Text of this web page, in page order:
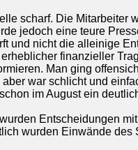
scharf. Die Mitarbeiter
jedoch eine teure
und nicht die alleinige
finanzieller
Man ging
war schlicht und
im August ein
Entscheidungen
wurden Einwände des